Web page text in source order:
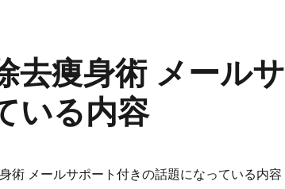
去痩身術 メールサ
いる内容
術 メールサポート付きの話題になっている内容